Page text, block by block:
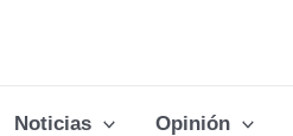
Noticias Opinión